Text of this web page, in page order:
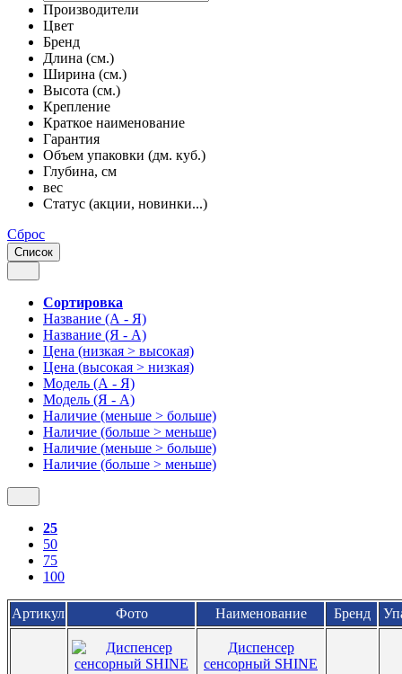
Производители
Цвет
Бренд
Длина (см.)
Ширина (см.)
Высота (см.)
Крепление
Краткое наименование
Гарантия
Объем упаковки (дм. куб.)
Глубина, см
вес
Статус (акции, новинки...)
Сброс
Список
Сортировка
Название (А - Я)
Название (Я - А)
Цена (низкая > высокая)
Цена (высокая > низкая)
Модель (А - Я)
Модель (Я - А)
Наличие (меньше > больше)
Наличие (больше > меньше)
Наличие (меньше > больше)
Наличие (больше > меньше)
25
50
75
100
Артикул Фото Наименование Бренд
Диспенсер
сенсорный SHINE